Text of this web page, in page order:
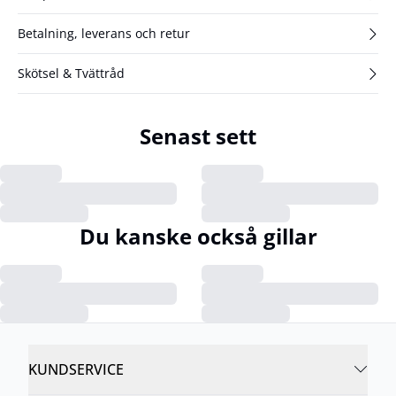
Betalning, leverans och retur
Skötsel & Tvättråd
Senast sett
Du kanske också gillar
KUNDSERVICE